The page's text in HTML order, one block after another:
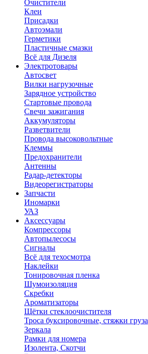
Очистители
Клеи
Присадки
Автоэмали
Герметики
Пластичные смазки
Всё для Дизеля
Электротовары
Автосвет
Вилки нагрузочные
Зарядное устройство
Стартовые провода
Свечи зажигания
Аккумуляторы
Разветвители
Провода высоковольтные
Клеммы
Предохранители
Антенны
Радар-детекторы
Видеорегистраторы
Запчасти
Иномарки
УАЗ
Аксесcуары
Компрессоры
Автопылесосы
Сигналы
Всё для техосмотра
Наклейки
Тонировочная пленка
Шумоизоляция
Скребки
Ароматизаторы
Щётки стеклоочистителя
Троса буксировочные, стяжки груза
Зеркала
Рамки для номера
Изолента, Скотчи